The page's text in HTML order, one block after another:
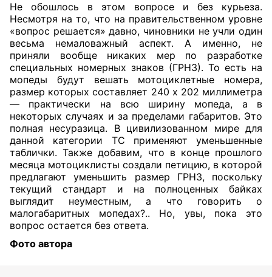
Не обошлось в этом вопросе и без курьеза.
Несмотря на то, что на правительственном уровне
«вопрос решается» давно, чиновники не учли один
весьма немаловажный аспект. А именно, не
приняли вообще никаких мер по разработке
специальных номерных знаков (ГРНЗ). То есть на
мопеды будут вешать мотоциклетные номера,
размер которых составляет 240 х 202 миллиметра
— практически на всю ширину мопеда, а в
некоторых случаях и за пределами габаритов. Это
полная несуразица. В цивилизованном мире для
данной категории ТС применяют уменьшенные
таблички. Также добавим, что в конце прошлого
месяца мотоциклисты создали петицию, в которой
предлагают уменьшить размер ГРНЗ, поскольку
текущий стандарт и на полноценных байках
выглядит неуместным, а что говорить о
малогабаритных мопедах?.. Но, увы, пока это
вопрос остается без ответа.
Фото автора